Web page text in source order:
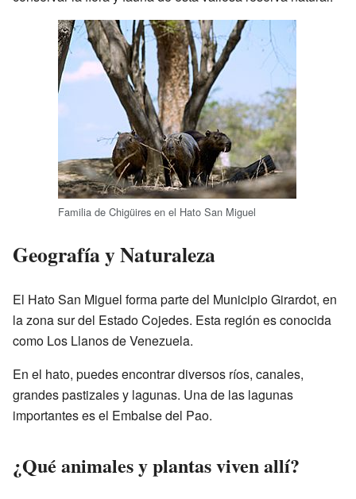
Familia de Chigüires en el Hato San Miguel
Geografía y Naturaleza
El Hato San Miguel forma parte del Municipio Girardot, en
la zona sur del Estado Cojedes. Esta región es conocida
como Los Llanos de Venezuela.
En el hato, puedes encontrar diversos ríos, canales,
grandes pastizales y lagunas. Una de las lagunas
importantes es el Embalse del Pao.
¿Qué animales y plantas viven allí?